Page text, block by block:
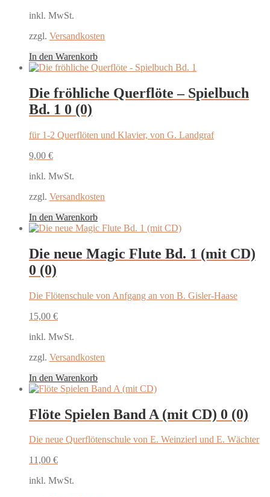
inkl. MwSt.
zzgl. Versandkosten
In den Warenkorb
Die fröhliche Querflöte – Spielbuch
Bd. 1 0 (0)
für 1-2 Querflöten und Klavier, von G. Landgraf
9,00 €
inkl. MwSt.
zzgl. Versandkosten
In den Warenkorb
Die neue Magic Flute Bd. 1 (mit CD)
0 (0)
Die Flötenschule von Anfgang an von B. Gisler-Haase
15,00 €
inkl. MwSt.
zzgl. Versandkosten
In den Warenkorb
Flöte Spielen Band A (mit CD) 0 (0)
Die neue Querflötenschule von E. Weinzierl und E. Wächter
11,00 €
inkl. MwSt.